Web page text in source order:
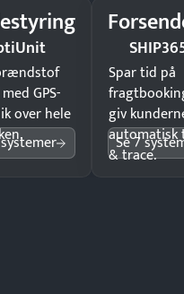
GPS-
over hele
Spar tid på
giv
automatisk
& trace.
Se 7